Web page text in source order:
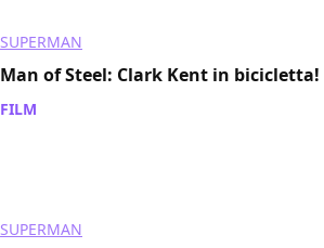
SUPERMAN
Man of Steel: Clark Kent in bicicletta!
FILM
SUPERMAN